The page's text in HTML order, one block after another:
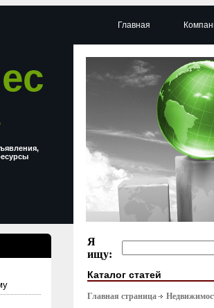
Главная
Я
ищу:
Каталог статей
Главная страница